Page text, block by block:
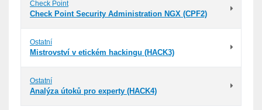
Check Point
Check Point Security Administration NGX (CPF2)
Ostatní
Mistrovství v etickém hackingu (HACK3)
Ostatní
Analýza útoků pro experty (HACK4)